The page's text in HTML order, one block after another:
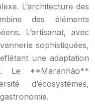
L’architecture des
des éléments
L’artisanat, avec
sophistiquées,
une adaptation
Le **Maranhão**
d’écosystèmes,